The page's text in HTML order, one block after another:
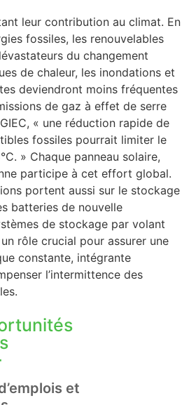
leur contribution au climat. En
fossiles, les renouvelables
du changement
de chaleur, les inondations et
deviendront moins fréquentes
de gaz à effet de serre
« une réduction rapide de
fossiles pourrait limiter le
» Chaque panneau solaire,
participe à cet effort global.
portent aussi sur le stockage
batteries de nouvelle
de stockage par volant
rôle crucial pour assurer une
constante, intégrante
l’intermittence des
et